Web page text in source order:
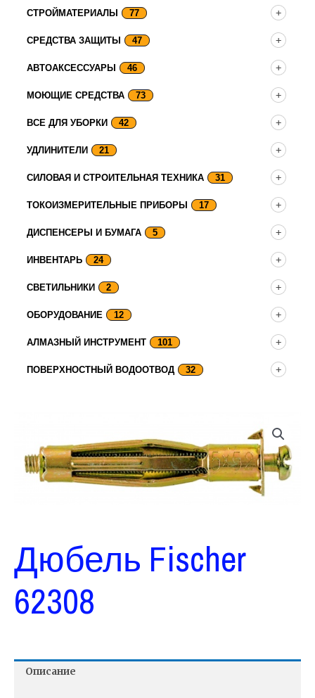
СТРОЙМАТЕРИАЛЫ 77
СРЕДСТВА ЗАЩИТЫ 47
АВТОАКСЕССУАРЫ 46
МОЮЩИЕ СРЕДСТВА 73
ВСЕ ДЛЯ УБОРКИ 42
УДЛИНИТЕЛИ 21
СИЛОВАЯ И СТРОИТЕЛЬНАЯ ТЕХНИКА 31
ТОКОИЗМЕРИТЕЛЬНЫЕ ПРИБОРЫ 17
ДИСПЕНСЕРЫ И БУМАГА 5
ИНВЕНТАРЬ 24
СВЕТИЛЬНИКИ 2
ОБОРУДОВАНИЕ 12
АЛМАЗНЫЙ ИНСТРУМЕНТ 101
ПОВЕРХНОСТНЫЙ ВОДООТВОД 32
Дюбель Fischer
62308
Описание